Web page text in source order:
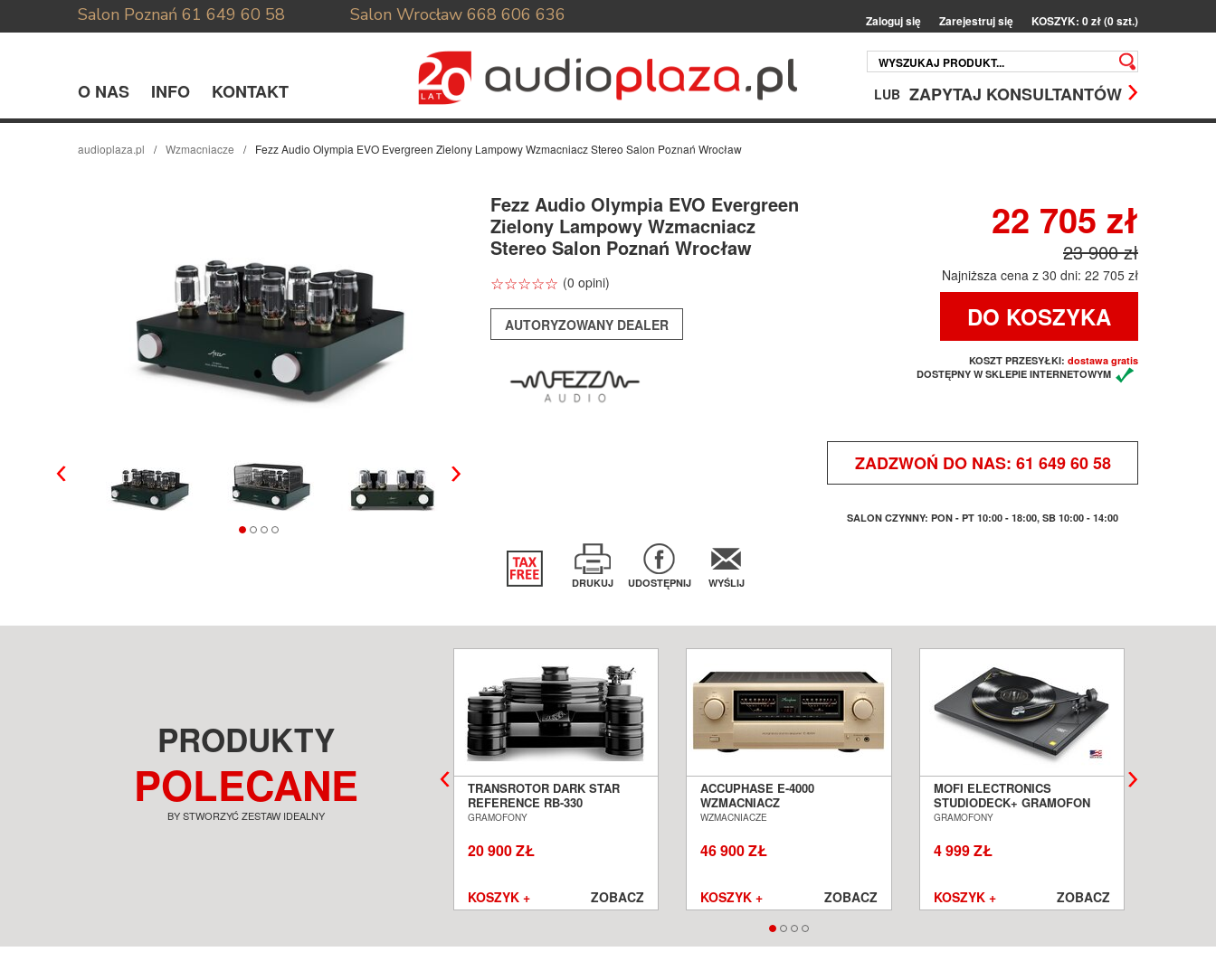
Salon Poznań 61 649 60 58 Salon Wrocław 668 606 636 Zaloguj się Zarejestruj się KOSZYK: 0 zł (0 szt.)
O NAS INFO KONTAKT LUB ZAPYTAJ KONSULTANTÓW
audioplaza.pl Wzmacniacze Fezz Audio Olympia EVO Evergreen Zielony Lampowy Wzmacniacz Stereo Salon Poznań Wrocław
Fezz Audio Olympia EVO Evergreen
Zielony Lampowy Wzmacniacz
Stereo Salon Poznań Wrocław
☆☆☆☆☆
★★★★★ (0 opini)
AUTORYZOWANY DEALER
22 705 zł
23 900 zł
Najniższa cena z 30 dni: 22 705 zł
DO KOSZYKA
KOSZT PRZESYŁKI: dostawa gratis
DOSTĘPNY W SKLEPIE INTERNETOWYM
ZADZWOŃ DO NAS: 61 649 60 58
SALON CZYNNY: PON - PT 10:00 - 18:00, SB 10:00 - 14:00
DRUKUJ UDOSTĘPNIJ WYŚLIJ
PRODUKTY
POLECANE
BY STWORZYĆ ZESTAW IDEALNY
CZARNY LAKIER KOLUMNY
PODŁOGOWE SALON POZNAŃ
GRAHAM AUDIO LS5/9F BBC
OAK KOLUMNY PODŁOGOWE
SALON POZNAŃ WROCŁAW
KOLUMNY I GŁOŚNIKI
TRANSROTOR DARK STAR
REFERENCE RB-330
GRAMOFON ANALOGOWY
GRAMOFONY
20 900 ZŁ
KOSZYK + ZOBACZ
ACCUPHASE E-4000
WZMACNIACZ
ZINTEGROWANY SALON
WZMACNIACZE
46 900 ZŁ
KOSZYK + ZOBACZ
MOFI ELECTRONICS
STUDIODECK+ GRAMOFON
SALON POZNAŃ WROCŁAW
GRAMOFONY
4 999 ZŁ
KOSZYK + ZOBACZ